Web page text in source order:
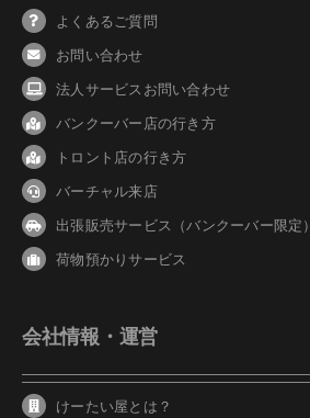
よくあるご質問
お問い合わせ
法人サービスお問い合わせ
バンクーバー 店の行き方
トロント店の行き方
バーチャル来店
出張販売サービス（バンクーバー限定）
荷物預かりサービス
会社情報・運営
けーたい屋とは？